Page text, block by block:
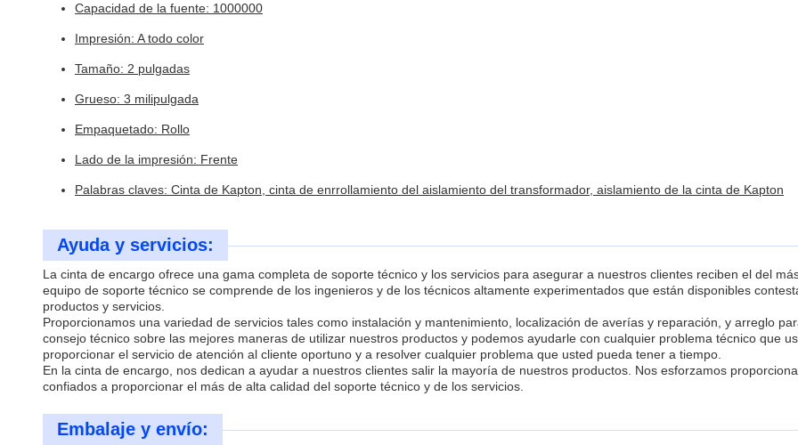
Capacidad de la fuente: 1000000
Impresión: A todo color
Tamaño: 2 pulgadas
Grueso: 3 milipulgada
Empaquetado: Rollo
Lado de la impresión: Frente
Palabras claves: Cinta de Kapton, cinta de enrrollamiento del aislamiento del transformador, aislamiento de la cinta de Kapton
Ayuda y servicios:
La cinta de encargo ofrece una gama completa de soporte técnico y los servicios para asegurar a nuestros clientes reciben el del
equipo de soporte técnico se comprende de los ingenieros y de los técnicos altamente experimentados que están disponibles
productos y servicios.
Proporcionamos una variedad de servicios tales como instalación y mantenimiento, localización de averías y reparación, y arreglo
consejo técnico sobre las mejores maneras de utilizar nuestros productos y podemos ayudarle con cualquier problema técnico que
proporcionar el servicio de atención al cliente oportuno y a resolver cualquier problema que usted pueda tener a tiempo.
En la cinta de encargo, nos dedican a ayudar a nuestros clientes salir la mayoría de nuestros productos. Nos esforzamos
confiados a proporcionar el más de alta calidad del soporte técnico y de los servicios.
Embalaje y envío: